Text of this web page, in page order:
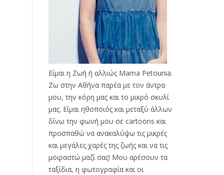
Είμαι η Ζωή ή αλλιώς Mama Petounia.
Ζω στην Αθήνα παρέα με τον άντρα
μου, την κόρη μας και το μικρό σκυλί
μας. Είμαι ηθοποιός και μεταξύ άλλων
δίνω την φωνή μου σε cartoons και
προσπαθώ να ανακαλύψω τις μικρές
και μεγάλες χαρές της ζωής και να τις
μοιραστώ μαζί σας! Μου αρέσουν τα
ταξίδια, η φωτογραφία και οι